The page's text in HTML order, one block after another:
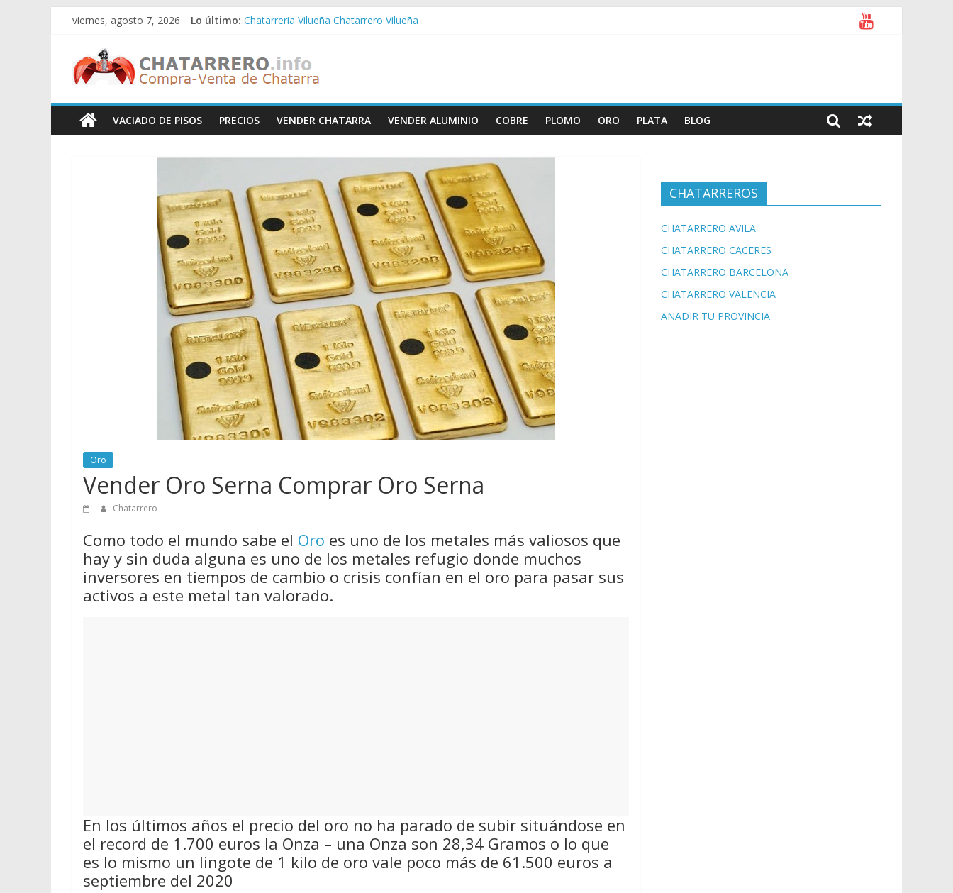
Saltar
contenido
viernes, agosto 7, 2026 Lo último: Chatarreria Vilueña Chatarrero Vilueña
Chatarreria Zaida Chatarrero Zaida
Chatarreria Vistabella Chatarrero Vistabella
Chatarreros
–
Precio
Chatarra
VACIADO DE PISOS PRECIOS VENDER CHATARRA VENDER ALUMINIO COBRE PLOMO ORO PLATA BLOG
Oro
Vender Oro Serna Comprar Oro Serna
Chatarrero
Como todo el mundo sabe el Oro es uno de los metales más valiosos que
hay y sin duda alguna es uno de los metales refugio donde muchos
inversores en tiempos de cambio o crisis confían en el oro para pasar sus
activos a este metal tan valorado.
En los últimos años el precio del oro no ha parado de subir situándose en
el record de 1.700 euros la Onza – una Onza son 28,34 Gramos o lo que
es lo mismo un lingote de 1 kilo de oro vale poco más de 61.500 euros a
septiembre del 2020
CHATARREROS
CHATARRERO AVILA
CHATARRERO CACERES
CHATARRERO BARCELONA
CHATARRERO VALENCIA
AÑADIR TU PROVINCIA